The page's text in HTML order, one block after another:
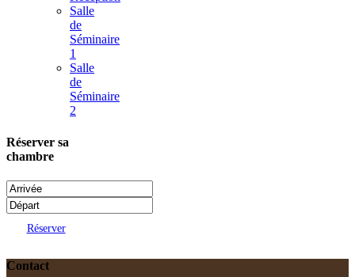
Salle
de
Séminaire
1
Salle
de
Séminaire
2
Réserver sa
chambre
Réserver
Contact